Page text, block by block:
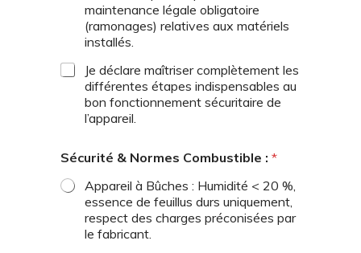
maintenance légale obligatoire
(ramonages) relatives aux matériels
installés.
Je déclare maîtriser complètement les
différentes étapes indispensables au
bon fonctionnement sécuritaire de
l’appareil.
Sécurité & Normes Combustible : *
Appareil à Bûches : Humidité < 20 %,
essence de feuillus durs uniquement,
respect des charges préconisées par
le fabricant.